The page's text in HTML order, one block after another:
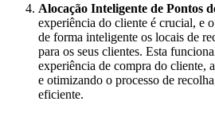
Alocação Inteligente de Pontos
experiência do cliente é crucial, e
de forma inteligente os locais de
para os seus clientes. Esta
experiência de compra do cliente,
e otimizando o processo de
eficiente.